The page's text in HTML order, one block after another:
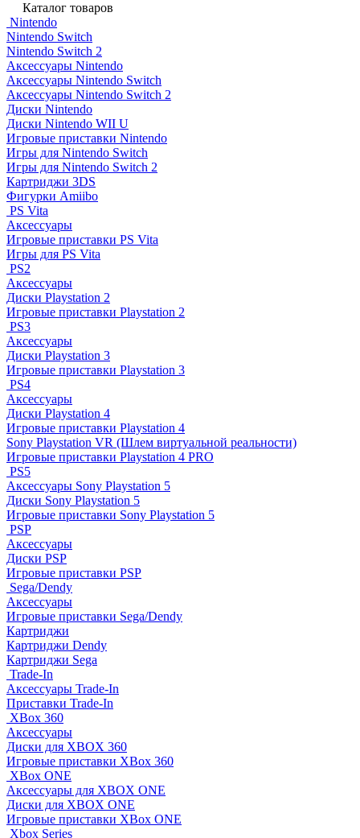
Каталог товаров
Nintendo
Nintendo Switch
Nintendo Switch 2
Аксессуары Nintendo
Аксессуары Nintendo Switch
Аксессуары Nintendo Switch 2
Диски Nintendo
Диски Nintendo WII U
Игровые приставки Nintendo
Игры для Nintendo Switch
Игры для Nintendo Switch 2
Картриджи 3DS
Фигурки Amiibo
PS Vita
Аксессуары
Игровые приставки PS Vita
Игры для PS Vita
PS2
Аксессуары
Диски Playstation 2
Игровые приставки Playstation 2
PS3
Аксессуары
Диски Playstation 3
Игровые приставки Playstation 3
PS4
Аксессуары
Диски Playstation 4
Игровые приставки Playstation 4
Sony Playstation VR (Шлем виртуальной реальности)
Игровые приставки Playstation 4 PRO
PS5
Аксессуары Sony Playstation 5
Диски Sony Playstation 5
Игровые приставки Sony Playstation 5
PSP
Аксессуары
Диски PSP
Игровые приставки PSP
Sega/Dendy
Аксессуары
Игровые приставки Sega/Dendy
Картриджи
Картриджи Dendy
Картриджи Sega
Trade-In
Аксессуары Trade-In
Приставки Trade-In
XBox 360
Аксессуары
Диски для XBOX 360
Игровые приставки XBox 360
XBox ONE
Аксессуары для XBOX ONE
Диски для XBOX ONE
Игровые приставки XBox ONE
Xbox Series